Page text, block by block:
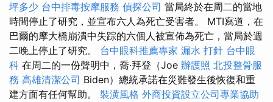
坪多少 台中排毒按摩服務 偵探公司 當局終於在周二的當地
時間停止了研究，並宣布六人為死亡受害者。 MTI寫道，在
巴爾的摩大橋崩潰中失踪的六個人被宣佈為死亡，當局於週
二晚上停止了研究。 台中眼科推薦專家 漏水 打針 台中眼
科 在周二的一份聲明中，喬·拜登（Joe 辦護照 北投整骨服
務 高雄清潔公司 Biden）總統承諾在災難發生後恢復和重
建方面有任何幫助。 裝潢風格 外商投資設立公司專業協助